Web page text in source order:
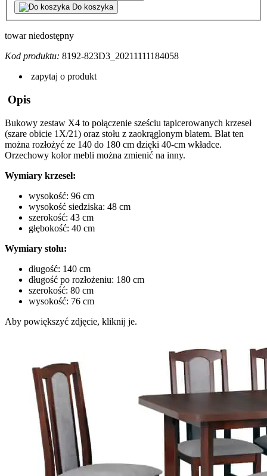
Do koszyka
towar niedostępny
Kod produktu: 8192-823D3_20211111184058
zapytaj o produkt
Opis
Bukowy zestaw X4 to połączenie sześciu tapicerowanych krzeseł
(szare obicie 1X/21) oraz stołu z zaokrąglonym blatem. Blat ten
można rozłożyć ze 140 do 180 cm dzięki 40-cm wkładce.
Orzechowy kolor mebli można zmienić na inny.
Wymiary krzeseł:
wysokość: 96 cm
wysokość siedziska: 48 cm
szerokość: 43 cm
głębokość: 40 cm
Wymiary stołu:
długość: 140 cm
długość po rozłożeniu: 180 cm
szerokość: 80 cm
wysokość: 76 cm
Aby powiększyć zdjęcie, kliknij je.